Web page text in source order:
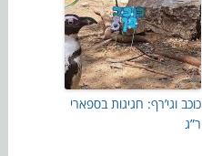
כוכב וגי’רף: חגיגות בספארי
ר”ג